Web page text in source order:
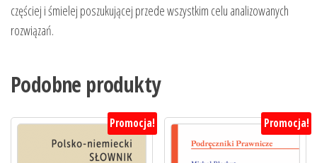
częściej i śmielej poszukującej przede wszystkim celu analizowanych
rozwiązań.
Podobne produkty
Promocja! Promocja!